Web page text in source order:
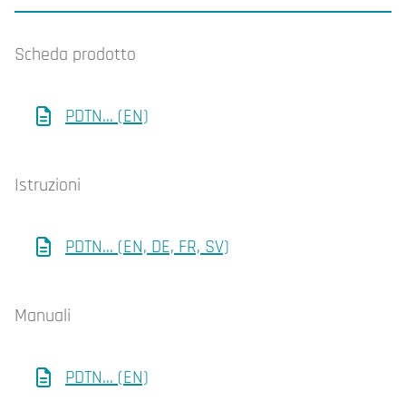
Scheda prodotto
PDTN... (EN)
Istruzioni
PDTN... (EN, DE, FR, SV)
Manuali
PDTN... (EN)